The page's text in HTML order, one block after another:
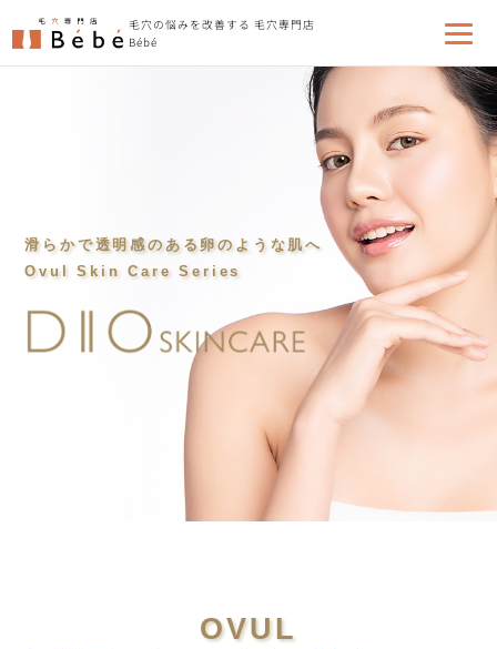
毛穴の悩みを改善する 毛穴専門店
Bébé
滑らかで透明感のある卵のような肌へ
Ovul Skin Care Series
OVUL